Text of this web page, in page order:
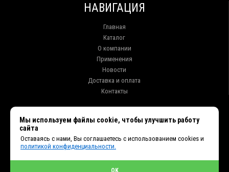
НАВИГАЦИЯ
Главная
Каталог
О компании
Применения
Новости
Доставка и оплата
Контакты
+7 (914) 010-76-83, 8 (3952) 93-27-93 - Отдел продаж
+7 (950) 075-85-99 - Техническая поддержка
Мы используем файлы cookie, чтобы улучшить работу
сайта
Оставаясь с нами, Вы соглашаетесь с использованием cookies и
политикой конфиденциальности.
OK